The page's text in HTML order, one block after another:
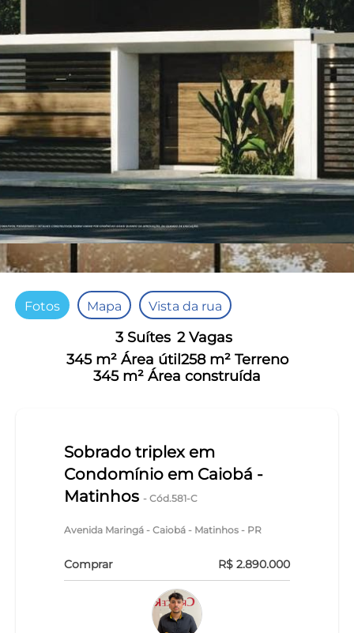
Fotos Mapa Vista da rua
3 Suítes 2 Vagas
345 m² Área útil 258 m² Terreno
345 m² Área construída
Sobrado triplex em
Condomínio em Caiobá -
Matinhos- Cód.581-C
Avenida Maringá - Caiobá - Matinhos - PR
Comprar R$ 2.890.000